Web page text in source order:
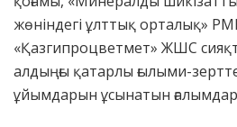
жөніндегі ұлттық орталық»
«Қазгипроцветмет» ЖШС
алдыңғы қатарлы ғылыми-
ұйымдарын ұсынатын ғалымдар